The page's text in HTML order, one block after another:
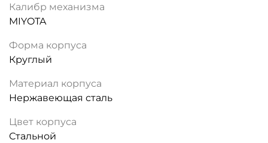
Калибр механизма
MIYOTA
Форма корпуса
Круглый
Материал корпуса
Нержавеющая сталь
Цвет корпуса
Стальной